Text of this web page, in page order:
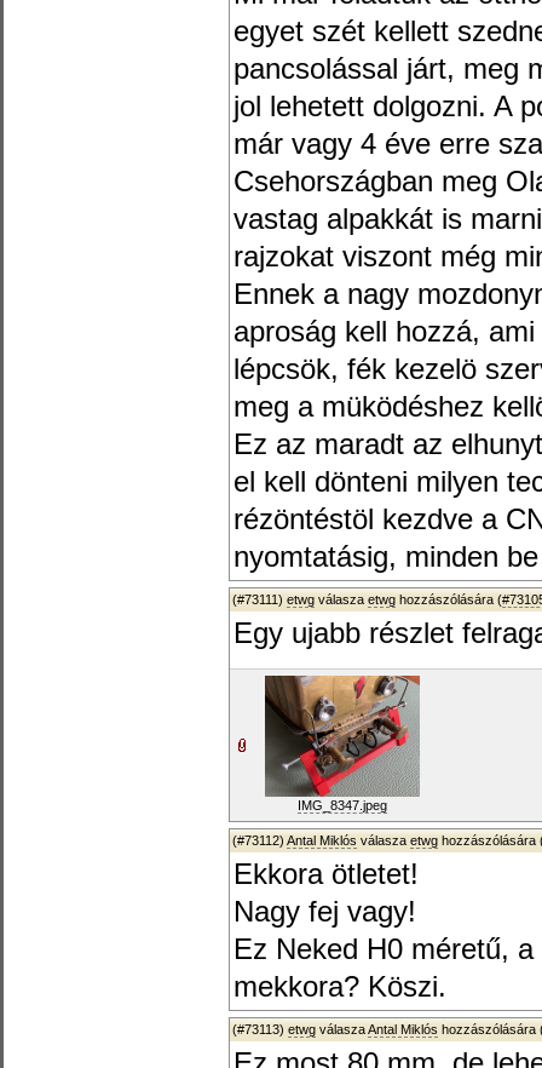
egyet szét kellett
pancsolással járt, meg
jol lehetett dolgozni. A
már vagy 4 éve erre
Csehországban meg
vastag alpakkát is
rajzokat viszont még
Ennek a nagy
aproság kell hozzá,
lépcsök, fék kezelö
meg a müködéshez
Ez az maradt az
el kell dönteni milyen
rézöntéstöl kezdve a
nyomtatásig, minden
(#73111) etwg válasza etwg hozzászólására (
Egy ujabb részlet
IMG_8347.jpeg
(#73112) Antal Miklós válasza etwg hozzászólására
Ekkora ötletet!
Nagy fej vagy!
Ez Neked H0 méretű,
mekkora? Köszi.
(#73113) etwg válaszaAntal Miklós hozzászólására